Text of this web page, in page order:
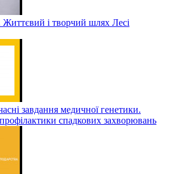
Життєвий і творчий шлях Лесі
завдання медичної генетики.
спадкових захворювань